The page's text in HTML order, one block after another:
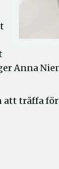
Anna
att träffa